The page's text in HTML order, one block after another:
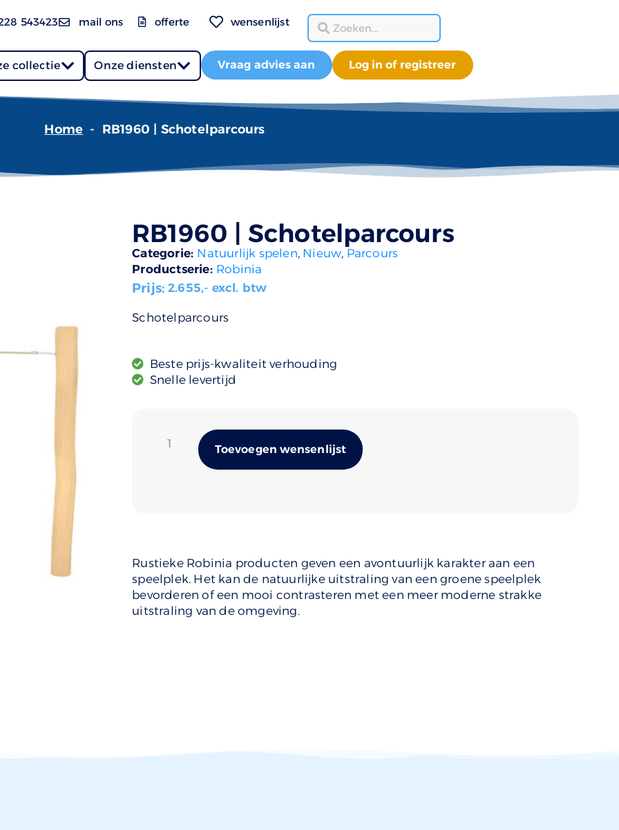
543423 mail ons offerte wensenlijst
collectie Onze diensten Vraag advies aan Log in of registreer
Home - RB1960 | Schotelparcours
RB1960 | Schotelparcours
Categorie: Natuurlijk spelen, Nieuw, Parcours
Productserie: Robinia
Prijs:2.655,- excl. btw
Schotelparcours
Beste prijs-kwaliteit verhouding
Snelle levertijd
Toevoegen wensenlijst
Rustieke Robinia producten geven een avontuurlijk karakter aan een
speelplek. Het kan de natuurlijke uitstraling van een groene speelplek
bevorderen of een mooi contrasteren met een meer moderne strakke
uitstraling van de omgeving.